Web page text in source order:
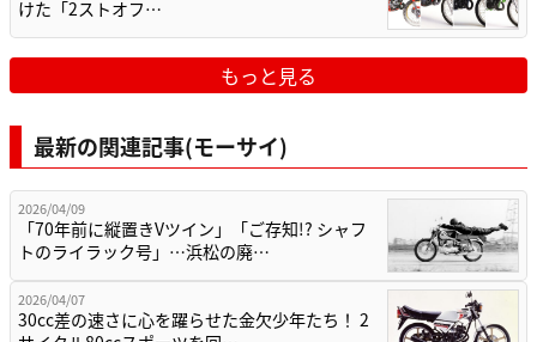
けた「2ストオフ…
もっと見る
最新の関連記事(モーサイ)
2026/04/09
「70年前に縦置きVツイン」「ご存知!? シャフ
トのライラック号」…浜松の廃…
2026/04/07
30cc差の速さに心を躍らせた金欠少年たち！ 2